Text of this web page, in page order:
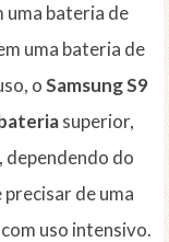
uma bateria de
uma bateria de
oSamsung S9
superior,
dependendo do
de uma
uso intensivo.